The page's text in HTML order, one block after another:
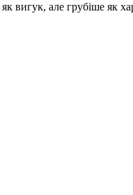
вигук, але грубіше як